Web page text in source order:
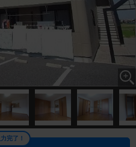
完了！